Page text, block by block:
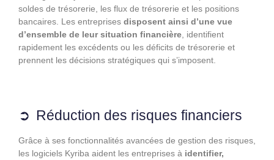
soldes de trésorerie, les flux de trésorerie et les positions
bancaires. Les entreprises disposent ainsi d’une vue
d’ensemble de leur situation financière , identifient
rapidement les excédents ou les déficits de trésorerie et
prennent les décisions stratégiques qui s’imposent.
Réduction des risques financiers
Grâce à ses fonctionnalités avancées de gestion des risques,
les logiciels Kyriba aident les entreprises à identifier,